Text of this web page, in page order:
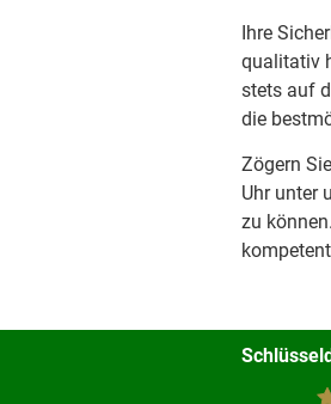
Ihre
qualitativ
stets auf
die
Zögern
Uhr unter
zu